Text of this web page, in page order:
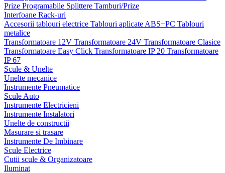
Prize Programabile Splittere Tamburi/Prize
Interfoane Rack-uri
Accesorii tablouri electrice Tablouri aplicate ABS+PC Tablouri
metalice
Transformatoare 12V Transformatoare 24V Transformatoare Clasice
Transformatoare Easy Click Transformatoare IP 20 Transformatoare
IP 67
Scule & Unelte
Unelte mecanice
Instrumente Pneumatice
Scule Auto
Instrumente Electricieni
Instrumente Instalatori
Unelte de constructii
Masurare si trasare
Instrumente De Imbinare
Scule Electrice
Cutii scule & Organizatoare
Iluminat